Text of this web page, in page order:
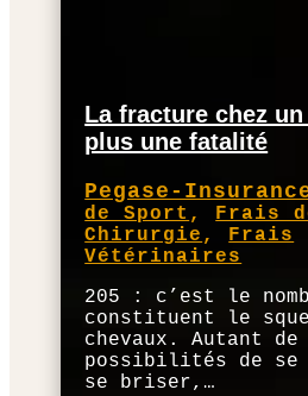
La fracture chez un
plus une fatalité
Pegase-
de Sport , Frais
Chirurgie , Frais
Vétérinaires
205 : c’est le
constituent le
chevaux. Autant de
possibilités de
se briser,…